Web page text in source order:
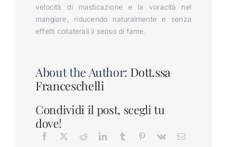
velocità di masticazione e la voracità nel
mangiare, riducendo naturalmente e senza
effetti collaterali il senso di fame.
About the Author: Dott.ssa
Franceschelli
Condividi il post, scegli tu
dove!